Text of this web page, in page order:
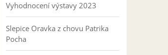
Vyhodnocení výstavy 2023
Slepice Oravka z chovu Patrika
Pocha